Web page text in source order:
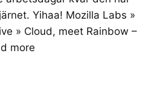
Yihaa! Mozilla Labs »
» Cloud, meet Rainbow –
more